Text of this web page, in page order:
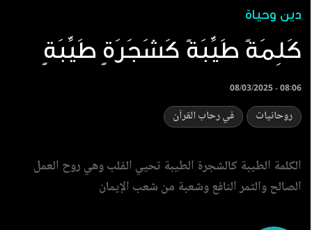
دين وحياة
كَلِمَةً طَيِّبَةً كَشَجَرَ‌ةٍ طَيِّبَةٍ
08/03/2025 - 08:06
روحانيات في رحاب القرآن
الكلمة الطيبة كالشجرة الطيبة تحيي القلب وهي روح العمل
الصالح والثمر النافع وشعبة من شعب الإيمان